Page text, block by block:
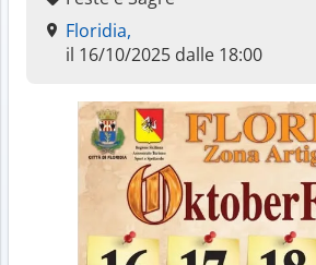
Floridia,
il 16/10/2025 dalle 18:00